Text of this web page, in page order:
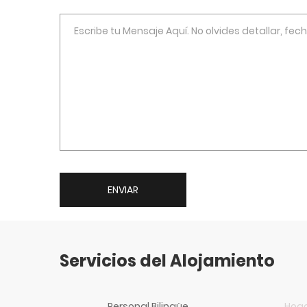
ENVIAR
Servicios del Alojamiento